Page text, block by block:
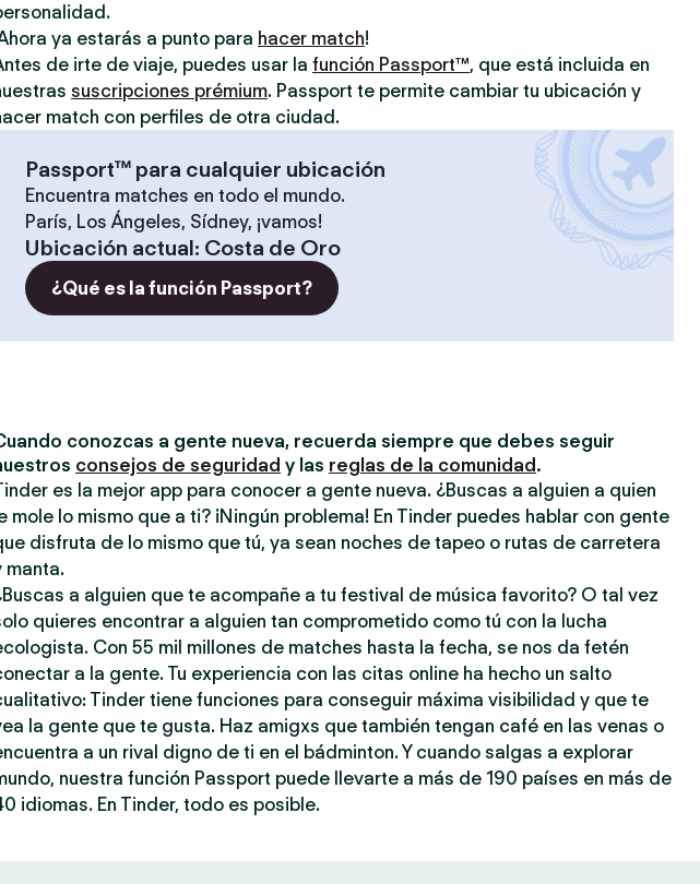
ya estarás a punto para hacer match!
de irte de viaje, puedes usar la función Passport™, que está incluida en
suscripciones prémium. Passport te permite cambiar tu ubicación y
match con perfiles de otra ciudad.
Passport™ para cualquier ubicación
Encuentra matches en todo el mundo.
París, Los Ángeles, Sídney, ¡vamos!
Ubicación actual: Costa de Oro
¿Qué es la función Passport?
conozcas a gente nueva, recuerda siempre que debes seguir
consejos de seguridad y las reglas de la comunidad .
es la mejor app para conocer a gente nueva. ¿Buscas a alguien a quien
mole lo mismo que a ti? ¡Ningún problema! En Tinder puedes hablar con gente
disfruta de lo mismo que tú, ya sean noches de tapeo o rutas de carretera
manta.
a alguien que te acompañe a tu festival de música favorito? O tal vez
quieres encontrar a alguien tan comprometido como tú con la lucha
Con 55 mil millones de matches hasta la fecha, se nos da fetén
a la gente. Tu experiencia con las citas online ha hecho un salto
Tinder tiene funciones para conseguir máxima visibilidad y que te
la gente que te gusta. Haz amigxs que también tengan café en las venas o
a un rival digno de ti en el bádminton. Y cuando salgas a explorar
nuestra función Passport puede llevarte a más de 190 países en más de
idiomas. En Tinder, todo es posible.